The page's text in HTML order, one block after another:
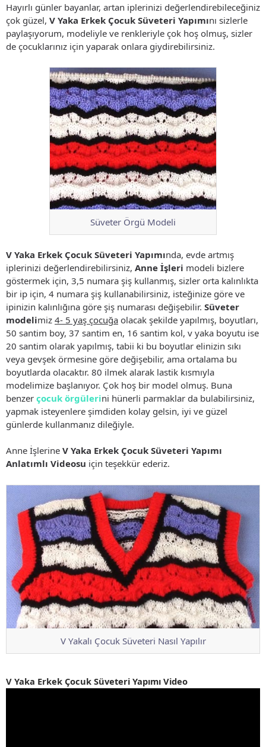
Hayırlı günler bayanlar, artan iplerinizi değerlendirebileceğiniz
çok güzel, V Yaka Erkek Çocuk Süveteri Yapımını sizlerle
paylaşıyorum, modeliyle ve renkleriyle çok hoş olmuş, sizler
de çocuklarınız için yaparak onlara giydirebilirsiniz.
Süveter Örgü Modeli
V Yaka Erkek Çocuk Süveteri Yapımında, evde artmış
iplerinizi değerlendirebilirsiniz, Anne İşleri modeli bizlere
göstermek için, 3,5 numara şiş kullanmış, sizler orta kalınlıkta
bir ip için, 4 numara şiş kullanabilirsiniz, isteğinize göre ve
ipinizin kalınlığına göre şiş numarası değişebilir. Süveter
modelimiz 4- 5 yaş çocuğa olacak şekilde yapılmış, boyutları,
50 santim boy, 37 santim en, 16 santim kol, v yaka boyutu ise
20 santim olarak yapılmış, tabii ki bu boyutlar elinizin sıkı
veya gevşek örmesine göre değişebilir, ama ortalama bu
boyutlarda olacaktır. 80 ilmek alarak lastik kısmıyla
modelimize başlanıyor. Çok hoş bir model olmuş. Buna
benzer çocuk örgülerini hünerli parmaklar da bulabilirsiniz,
yapmak isteyenlere şimdiden kolay gelsin, iyi ve güzel
günlerde kullanmanız dileğiyle.
Anne İşlerine V Yaka Erkek Çocuk Süveteri Yapımı
Anlatımlı Videosu için teşekkür ederiz.
V Yakalı Çocuk Süveteri Nasıl Yapılır
V Yaka Erkek Çocuk Süveteri Yapımı Video